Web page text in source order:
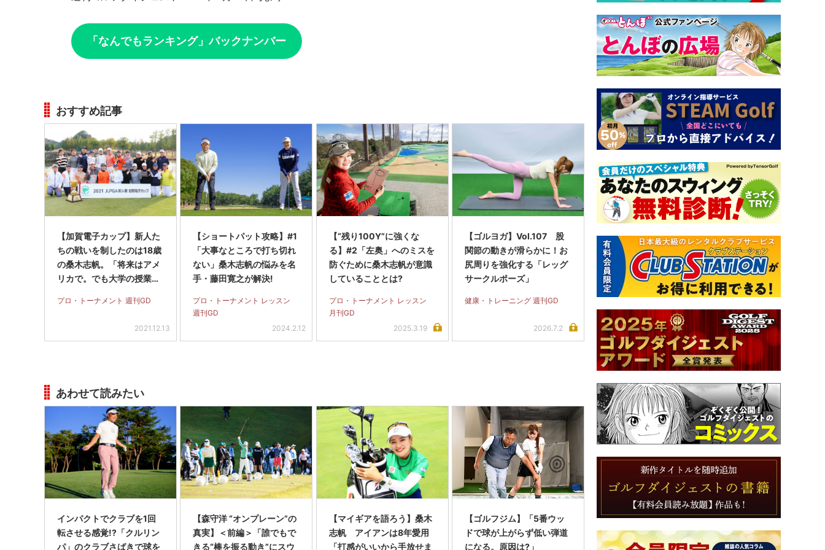
「なんでもランキング」バックナンバー
おすすめ記事
【加賀電子カップ】新人た
ちの戦いを制したのは18歳
の桑木志帆。「将来はアメ
リカで。でも大学の授業に
プロ・トーナメント 週刊GD
2021.12.13
【ショートパット攻略】#1
「大事なところで打ち切れ
ない」桑木志帆の悩みを名
手・藤田寛之が解決!
プロ・トーナメント レッスン
週刊GD
2024.2.12
【“残り100Y”に強くな
る】#2「左奥」へのミスを
防ぐために桑木志帆が意識
していることとは?
プロ・トーナメント レッスン
月刊GD
2025.3.19
【ゴルヨガ】Vol.107 股
関節の動きが滑らかに！お
尻周りを強化する「レッグ
サークルポーズ」
健康・トレーニング 週刊GD
2026.7.2
あわせて読みたい
インパクトでクラブを1回
転させる感覚!?「クルリン
パ」のクラブさばきで球を
【森守洋 “オンプレーン”の
真実】＜前編＞「誰でもで
きる“棒を振る動き”にスウ
【マイギアを語ろう】桑木
志帆 アイアンは8年愛用
「打感がいいから手放せま
【ゴルフジム】「5番ウッ
ドで球が上がらず低い弾道
になる。原因は?」